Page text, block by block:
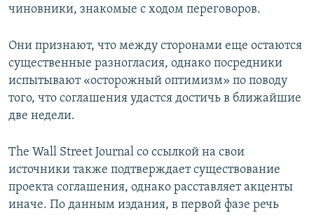
чиновники, знакомые с ходом переговоров.
Они признают, что между сторонами еще остаются
существенные разногласия, однако посредники
испытывают «осторожный оптимизм» по поводу
того, что соглашения удастся достичь в ближайшие
две недели.
The Wall Street Journal со ссылкой на свои
источники также подтверждает существование
проекта соглашения, однако расставляет акценты
иначе. По данным издания, в первой фазе речь